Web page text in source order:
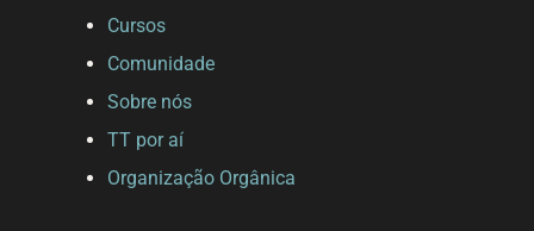
Cursos
Comunidade
Sobre nós
TT por aí
Organização Orgânica